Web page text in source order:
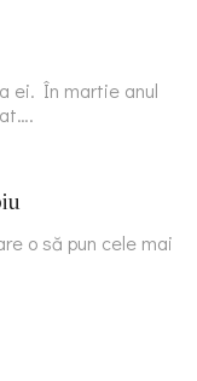
ei. În martie anul
o să pun cele mai